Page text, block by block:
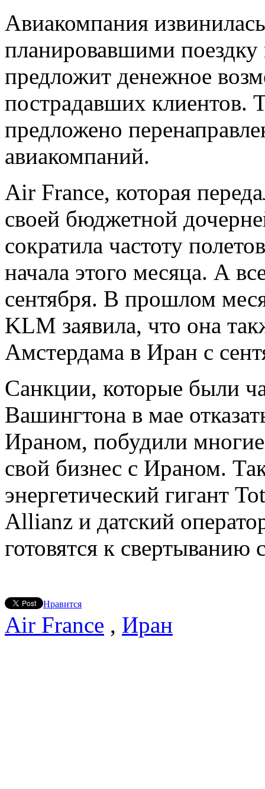
Авиакомпания
планировавшими поездку
предложит денежное
пострадавших клиентов.
предложено
авиакомпаний.
Air France, которая
своей бюджетной
сократила частоту
начала этого месяца. А
сентября. В прошлом
KLM заявила, что она
Амстердама в Иран с
Санкции, которые были
Вашингтона в мае
Ираном, побудили
свой бизнес с Ираном.
энергетический гигант
Allianz и датский
готовятся к
Нравится
Air France , Иран